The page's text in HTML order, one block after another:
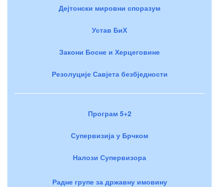
Дејтонски мировни споразум
Устав БиХ
Закони Босне и Херцеговине
Резолуције Савјета безбједности
Програм 5+2
Супервизија у Брчком
Налози Супервизора
Радне групе за државну имовину